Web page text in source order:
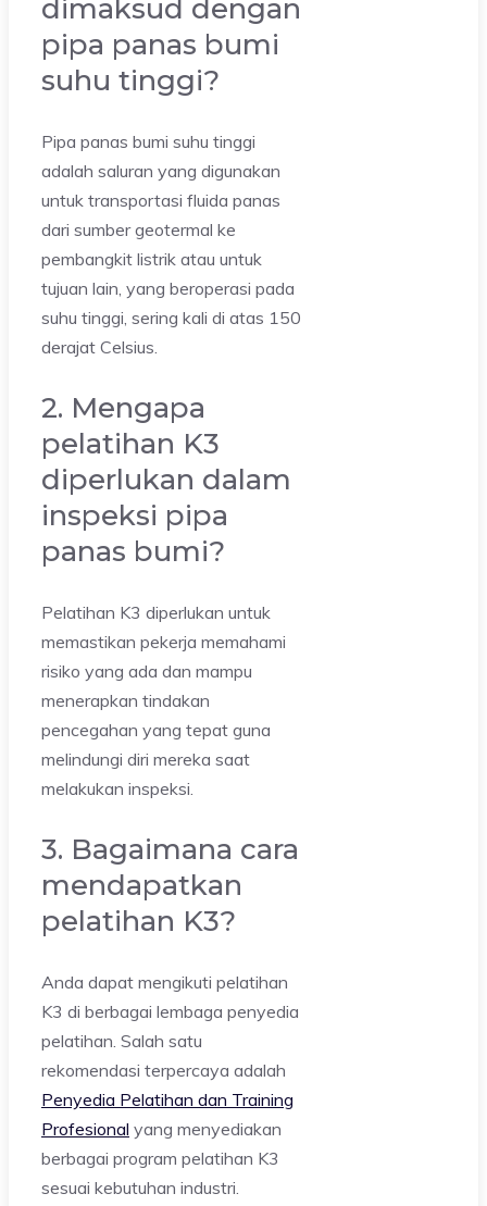
dimaksud dengan
pipa panas bumi
suhu tinggi?
Pipa panas bumi suhu tinggi
adalah saluran yang digunakan
untuk transportasi fluida panas
dari sumber geotermal ke
pembangkit listrik atau untuk
tujuan lain, yang beroperasi pada
suhu tinggi, sering kali di atas 150
derajat Celsius.
2. Mengapa
pelatihan K3
diperlukan dalam
inspeksi pipa
panas bumi?
Pelatihan K3 diperlukan untuk
memastikan pekerja memahami
risiko yang ada dan mampu
menerapkan tindakan
pencegahan yang tepat guna
melindungi diri mereka saat
melakukan inspeksi.
3. Bagaimana cara
mendapatkan
pelatihan K3?
Anda dapat mengikuti pelatihan
K3 di berbagai lembaga penyedia
pelatihan. Salah satu
rekomendasi terpercaya adalah
Penyedia Pelatihan dan Training
Profesional yang menyediakan
berbagai program pelatihan K3
sesuai kebutuhan industri.